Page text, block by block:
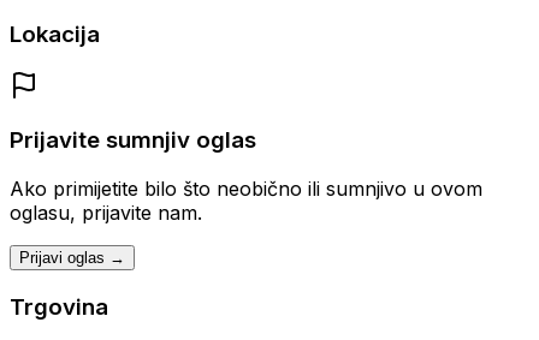
Lokacija
Prijavite sumnjiv oglas
Ako primijetite bilo što neobično ili sumnjivo u ovom
oglasu, prijavite nam.
Prijavi oglas →
Trgovina